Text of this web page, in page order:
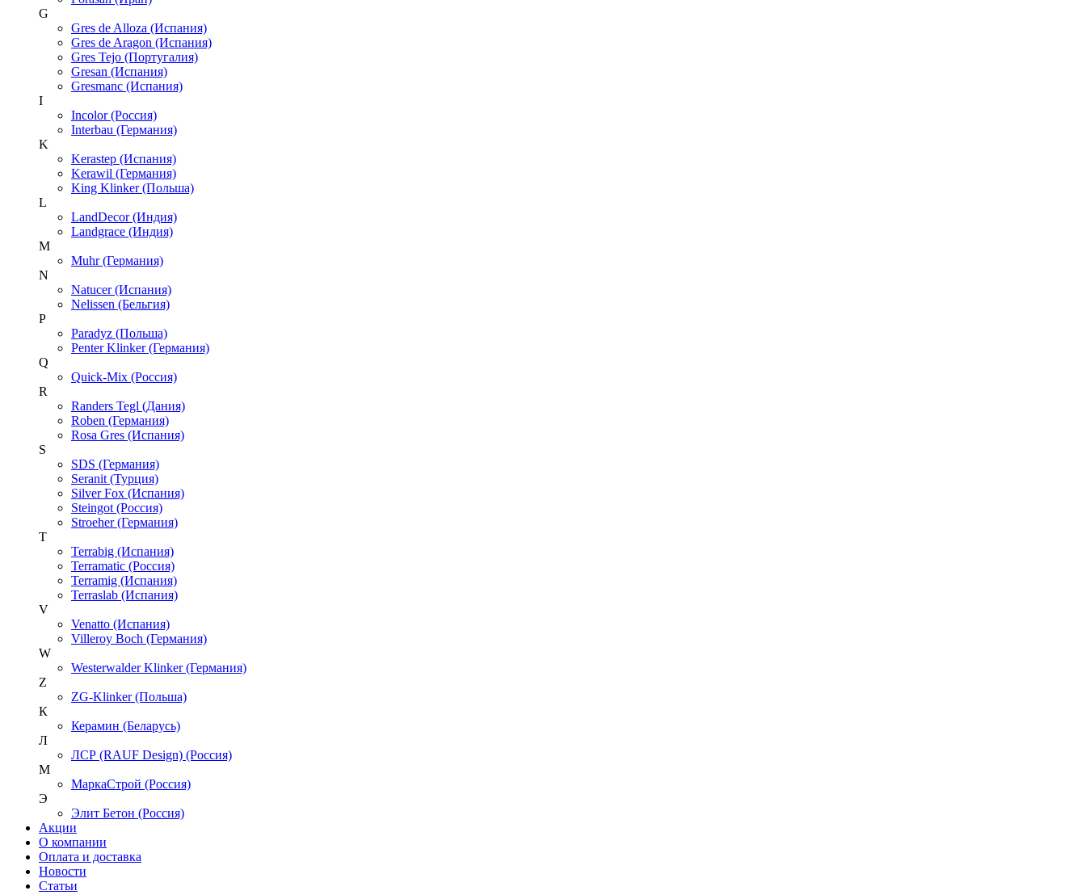
G
Gres de Alloza (Испания)
Gres de Aragon (Испания)
Gres Tejo (Португалия)
Gresan (Испания)
Gresmanc (Испания)
I
Incolor (Россия)
Interbau (Германия)
K
Kerastep (Испания)
Kerawil (Германия)
King Klinker (Польша)
L
LandDecor (Индия)
Landgrace (Индия)
M
Muhr (Германия)
N
Natucer (Испания)
Nelissen (Бельгия)
P
Paradyz (Польша)
Penter Klinker (Германия)
Q
Quick-Mix (Россия)
R
Randers Tegl (Дания)
Roben (Германия)
Rosa Gres (Испания)
S
SDS (Германия)
Seranit (Турция)
Silver Fox (Испания)
Steingot (Россия)
Stroeher (Германия)
T
Terrabig (Испания)
Terramatic (Россия)
Terramig (Испания)
Terraslab (Испания)
V
Venatto (Испания)
Villeroy Boch (Германия)
W
Westerwalder Klinker (Германия)
Z
ZG-Klinker (Польша)
К
Керамин (Беларусь)
Л
ЛСР (RAUF Design) (Россия)
М
МаркаСтрой (Россия)
Э
Элит Бетон (Россия)
Акции
О компании
Оплата и доставка
Новости
Статьи